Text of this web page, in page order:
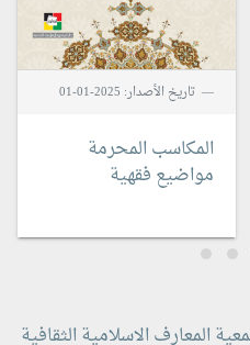
تاريخ الأصدار: 2025-01-01
المكاسب المحرمة
مواضيع فقهية
المعارف الاسلامية الثقافية